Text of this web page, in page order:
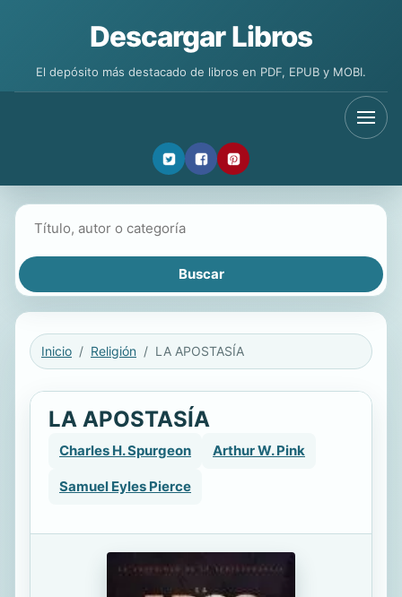
Descargar Libros
El depósito más destacado de libros en PDF, EPUB y MOBI.
Inicio Religión LA APOSTASÍA
LA APOSTASÍA
Charles H. Spurgeon Arthur W. Pink
Samuel Eyles Pierce